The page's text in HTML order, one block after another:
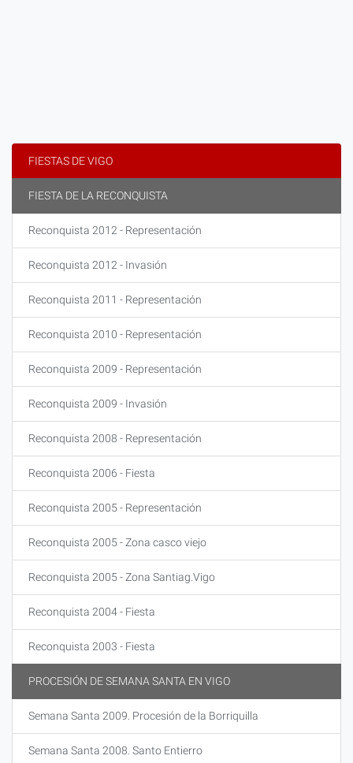
FIESTAS DE VIGO
FIESTA DE LA RECONQUISTA
Reconquista 2012 - Representación
Reconquista 2012 - Invasión
Reconquista 2011 - Representación
Reconquista 2010 - Representación
Reconquista 2009 - Representación
Reconquista 2009 - Invasión
Reconquista 2008 - Representación
Reconquista 2006 - Fiesta
Reconquista 2005 - Representación
Reconquista 2005 - Zona casco viejo
Reconquista 2005 - Zona Santiag.Vigo
Reconquista 2004 - Fiesta
Reconquista 2003 - Fiesta
PROCESIÓN DE SEMANA SANTA EN VIGO
Semana Santa 2009. Procesión de la Borriquilla
Semana Santa 2008. Santo Entierro